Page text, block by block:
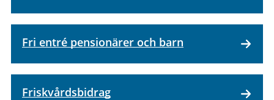
Fri entré pensionärer och barn
Friskvårdsbidrag